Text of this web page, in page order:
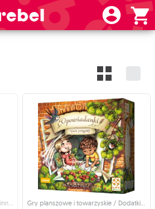
Gry planszowe i towarzyskie / Rodzinne gry planszowe Gry planszowe i towarzyskie / Dodatki do gier